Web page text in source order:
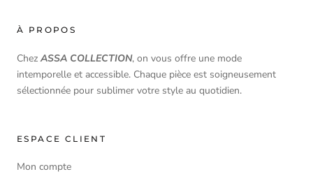
À PROPOS
ChezASSA COLLECTION, on vous offre une mode
intemporelle et accessible. Chaque pièce est soigneusement
sélectionnée pour sublimer votre style au quotidien.
ESPACE CLIENT
Mon compte